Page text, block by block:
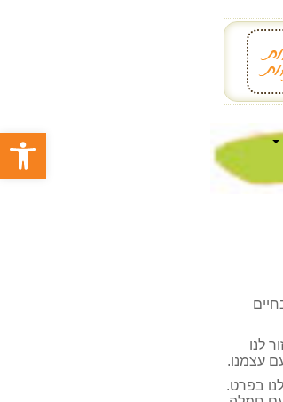
פתח
לנו
עצמנו.
בפרט.